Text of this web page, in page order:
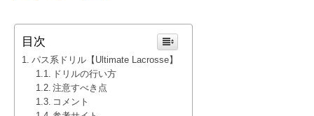
目次
パス系ドリル【Ultimate Lacrosse】
ドリルの行い方
注意すべき点
コメント